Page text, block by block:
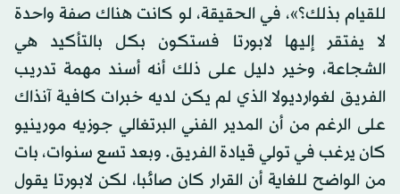
للقيام بذلك؟»، في الحقيقة، لو كانت هناك صفة واحدة
لا يفتقر إليها لابورتا فستكون بكل بالتأكيد هي
الشجاعة، وخير دليل على ذلك أنه أسند مهمة تدريب
الفريق لغوارديولا الذي لم يكن لديه خبرات كافية آنذاك
على الرغم من أن المدير الفني البرتغالي جوزيه مورينيو
كان يرغب في تولي قيادة الفريق. وبعد تسع سنوات، بات
من الواضح للغاية أن القرار كان صائبا، لكن لابورتا يقول